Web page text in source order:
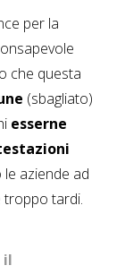
per la
che questa
(sbagliato)
esserne
aziende ad
troppo tardi.
il